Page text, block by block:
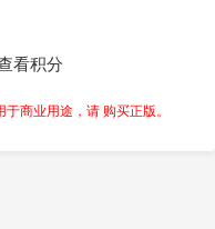
看积分
商业用途，请 购买正版。